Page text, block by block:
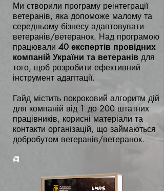
Ми створили програму реінтеграції
ветеранів, яка допоможе малому та
середньому бізнесу адаптовувати
ветеранів/ветеранок. Над програмою
працювали 40 експертів провідних
компаній України та ветеранів для
того, щоб розробити ефективний
інструмент адаптації.
Гайд містить покроковий алгоритм дій
для компаній від 1 до 200 штатних
працівників, корисні матеріали та
контакти організацій, що займаються
добробутом ветеранів/ветеранок.